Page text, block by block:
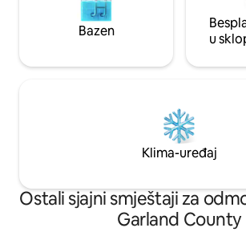
Bazen
u
Klima-uređaj
Ostali sjajni smještaji za
Garland County